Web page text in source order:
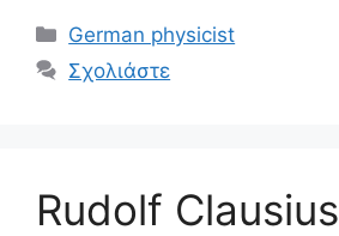
Κατηγορίες
German physicist
Σχολιάστε
Rudolf Clausius